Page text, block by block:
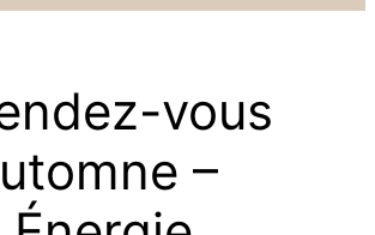
vous
–